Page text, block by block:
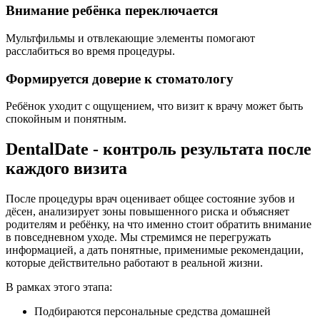
Внимание ребёнка переключается
Мультфильмы и отвлекающие элементы помогают
расслабиться во время процедуры.
Формируется доверие к стоматологу
Ребёнок уходит с ощущением, что визит к врачу может быть
спокойным и понятным.
DentalDate - контроль результата после
каждого визита
После процедуры врач оценивает общее состояние зубов и
дёсен, анализирует зоны повышенного риска и объясняет
родителям и ребёнку, на что именно стоит обратить внимание
в повседневном уходе. Мы стремимся не перегружать
информацией, а дать понятные, применимые рекомендации,
которые действительно работают в реальной жизни.
В рамках этого этапа:
Подбираются персональные средства домашней